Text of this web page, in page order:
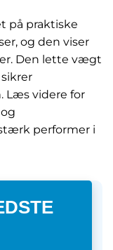
på praktiske
og den viser
Den lette vægt
Læs videre for
performer i